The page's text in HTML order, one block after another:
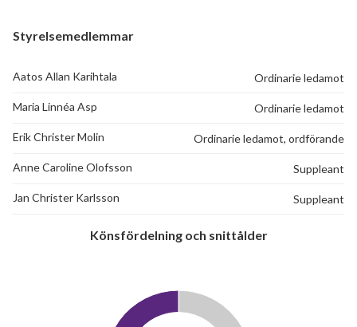
13
Styrelsemedlemmar
Aatos Allan Karihtala Ordinarie ledamot
Maria Linnéa Asp Ordinarie ledamot
Erik Christer Molin Ordinarie ledamot, ordförande
Anne Caroline Olofsson Suppleant
Jan Christer Karlsson Suppleant
Könsfördelning och snittålder